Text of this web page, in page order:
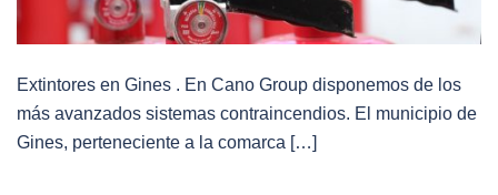
Extintores en Gines . En Cano Group disponemos de los
más avanzados sistemas contraincendios. El municipio de
Gines, perteneciente a la comarca […]